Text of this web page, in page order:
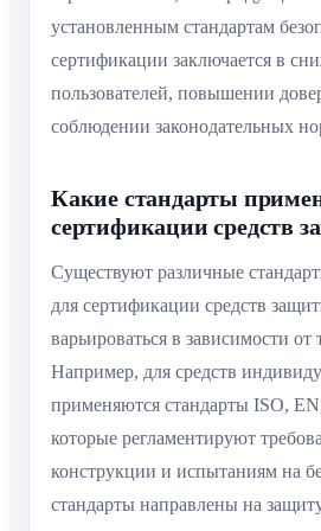
установленным стандартам
сертификации заключается в
пользователей, повышении
соблюдении законодательных
Какие стандарты
сертификации средств
Существуют различные
для сертификации средств
варьироваться в зависимости от
Например, для средств
применяются стандарты ISO,
которые регламентируют
конструкции и испытаниям на
стандарты направлены на